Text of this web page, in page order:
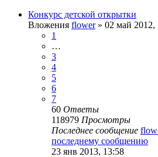
Конкурс детской открытки
Вложения flower» 02 май 2012,
1
…
3
4
5
6
7
60 Ответы
118979 Просмотры
Последнее сообщение
последнему сообщению
23 янв 2013, 13:58